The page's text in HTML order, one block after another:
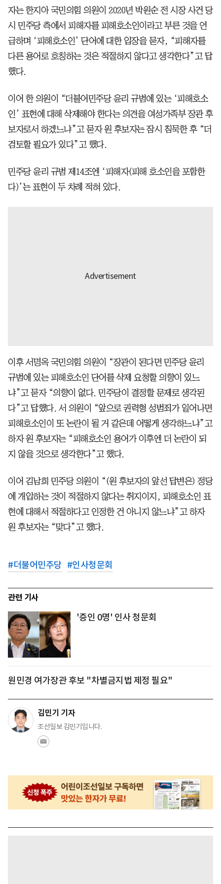
자는 한지아 국민의힘 의원이 2020년 박원순 전 시장 사건 당
시 민주당 측에서 피해자를 피해호소인이라고 부른 것을 언
급하며 ‘피해호소인’ 단어에 대한 입장을 묻자, “피해자를
다른 용어로 호칭하는 것은 적절하지 않다고 생각한다”고 답
했다.
이어 한 의원이 “더불어민주당 윤리 규범에 있는 ‘피해호소
인’ 표현에 대해 삭제해야 한다는 의견을 여성가족부 장관 후
보자로서 하겠느냐”고 묻자 원 후보자는 잠시 침묵한 후 “더
검토할 필요가 있다”고 했다.
민주당 윤리 규범 제14조엔 ‘피해자(피해 호소인을 포함한
다)’는 표현이 두 차례 적혀 있다.
이후 서명옥 국민의힘 의원이 “장관이 된다면 민주당 윤리
규범에 있는 피해호소인 단어를 삭제 요청할 의향이 있느
냐”고 묻자 “의향이 없다. 민주당이 결정할 문제로 생각된
다”고 답했다. 서 의원이 “앞으로 권력형 성범죄가 일어나면
피해호소인이 또 논란이 될 거 같은데 어떻게 생각하느냐”고
하자 원 후보자는 “피해호소인 용어가 이후엔 더 논란이 되
지 않을 것으로 생각한다”고 했다.
이어 김남희 민주당 의원이 “(원 후보자의 앞선 답변은) 정당
에 개입하는 것이 적절하지 않다는 취지이지, 피해호소인 표
현에 대해서 적절하다고 인정한 건 아니지 않느냐”고 하자
원 후보자는 “맞다”고 했다.
#더불어민주당 #인사청문회
관련 기사
'증인 0명' 인사 청문회
원민경 여가장관 후보 "차별금지법 제정 필요"
김민기 기자
조선일보 김민기입니다.